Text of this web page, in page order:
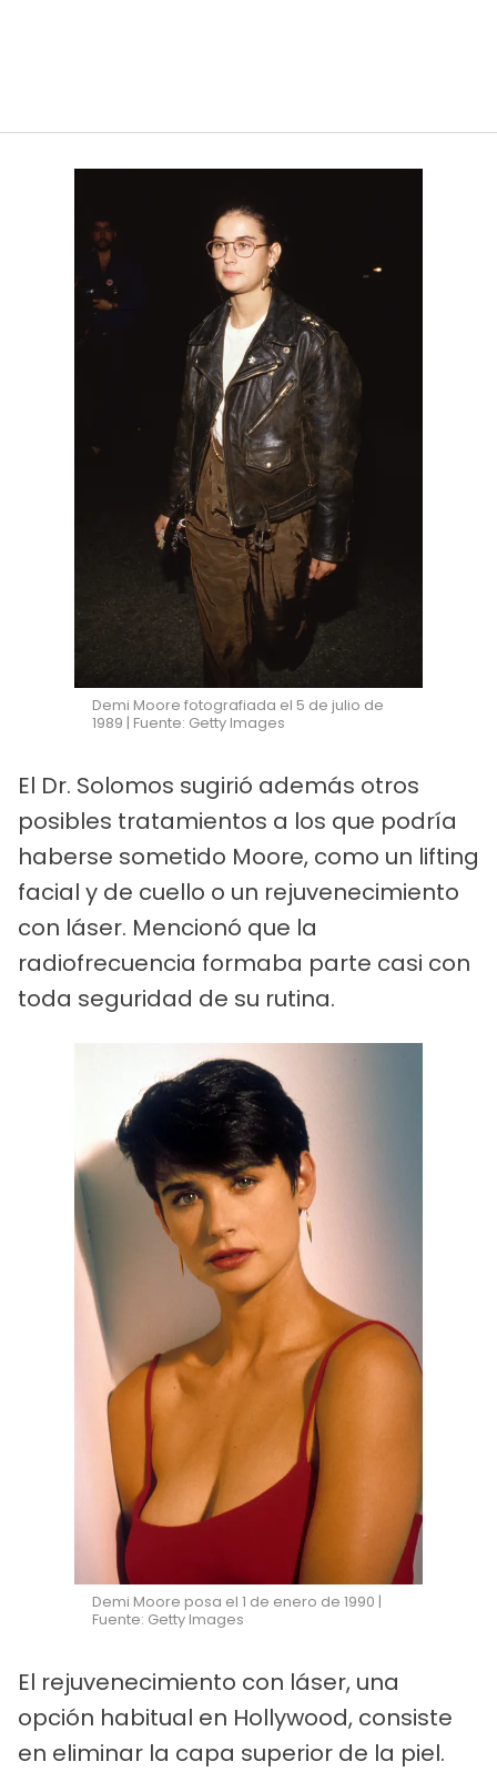
Demi Moore fotografiada el 5 de julio de
1989 | Fuente: Getty Images
El Dr. Solomos sugirió además otros
posibles tratamientos a los que podría
haberse sometido Moore, como un lifting
facial y de cuello o un rejuvenecimiento
con láser. Mencionó que la
radiofrecuencia formaba parte casi con
toda seguridad de su rutina.
Demi Moore posa el 1 de enero de 1990 |
Fuente: Getty Images
El rejuvenecimiento con láser, una
opción habitual en Hollywood, consiste
en eliminar la capa superior de la piel.